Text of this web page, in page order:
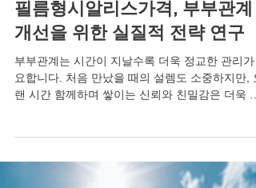
4월 22일